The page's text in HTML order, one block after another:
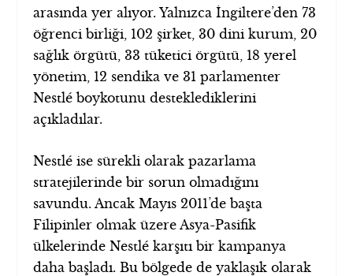
arasında yer alıyor. Yalnızca İngiltere’den 73
öğrenci birliği, 102 şirket, 30 dini kurum, 20
sağlık örgütü, 33 tüketici örgütü, 18 yerel
yönetim, 12 sendika ve 31 parlamenter
Nestlé boykotunu desteklediklerini
açıkladılar.
Nestlé ise sürekli olarak pazarlama
stratejilerinde bir sorun olmadığını
savundu. Ancak Mayıs 2011’de başta
Filipinler olmak üzere Asya-Pasifik
ülkelerinde Nestlé karşıtı bir kampanya
daha başladı. Bu bölgede de yaklaşık olarak